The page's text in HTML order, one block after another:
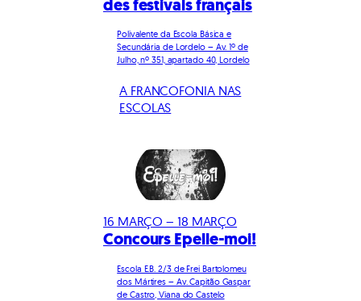
des festivals français
Polivalente da Escola Básica e
Secundária de Lordelo – Av. 1º de
Julho, nº 351, apartado 40, Lordelo
A FRANCOFONIA NAS
ESCOLAS
16 MARÇO – 18 MARÇO
Concours Epelle-moi!
Escola E.B. 2/3 de Frei Bartolomeu
dos Mártires – Av. Capitão Gaspar
de Castro, Viana do Castelo